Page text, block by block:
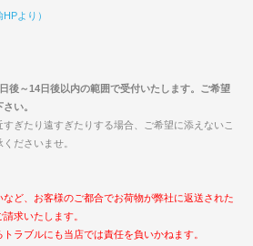
より）
後～14日後以内の範囲で受付いたします。ご希望
い。
ぎたり遠すぎたりする場合、ご希望に添えないこ
ださいませ。
など、お客様のご都合でお荷物が弊社に返送された
求いたします。
ラブルにも当店では責任を負いかねます。